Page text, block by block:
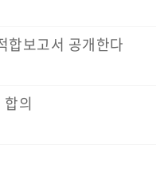
합보고서 공개한다
의